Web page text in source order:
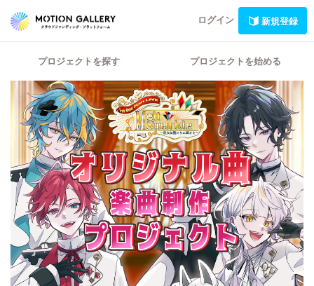
ログイン 新規登録
プロジェクトを探す プロジェクトを始める